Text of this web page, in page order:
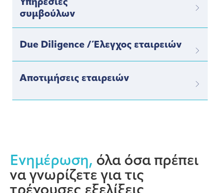
Υπηρεσίες
συμβούλων
Due Diligence / Έλεγχος εταιρειών
Αποτιμήσεις εταιρειών
Ενημέρωση, όλα όσα πρέπει
να γνωρίζετε για τις